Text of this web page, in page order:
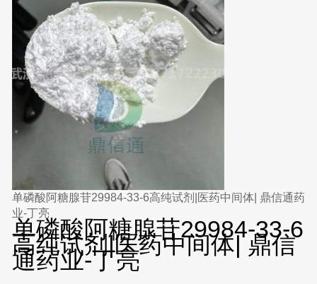
单磷酸阿糖腺苷29984-33-6高纯试剂|医药中间体| 鼎信通药
业-丁亮
单磷酸阿糖腺苷29984-33-6
高纯试剂|医药中间体| 鼎信
通药业-丁亮